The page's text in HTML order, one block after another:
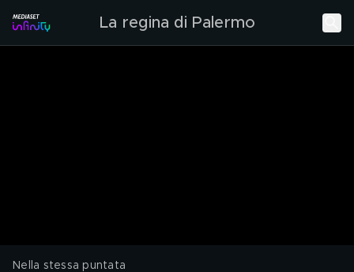
La regina di Palermo
Nella stessa puntata